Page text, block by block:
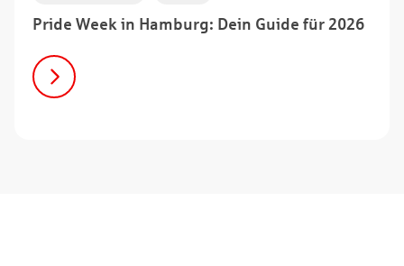
Pride Week in Hamburg: Dein Guide für 2026